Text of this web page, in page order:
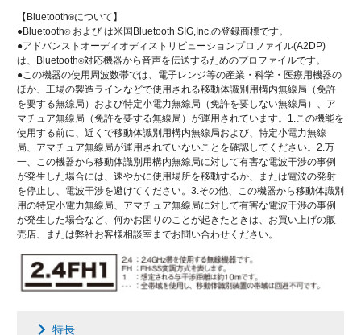
【Bluetooth®について】
●Bluetooth®および は米国Bluetooth SIG,Inc.の登録商標です。
●アドバンストオーディオディストリビューションプロファイル(A2DP)
は、Bluetooth®対応機器から音声を伝送するためのプロファイルです。
●この機器の使用周波数帯では、電子レンジ等の産業・科学・医療用機器の
ほか、工場の製造ラインなどで使用される移動体識別用構内無線局（免許
を要する無線局）および特定小電力無線局（免許を要しない無線局）、ア
マチュア無線局（免許を要する無線局）が運用されています。1.この機能を
使用する前に、近くで移動体識別用構内無線局および、特定小電力無線
局、アマチュア無線局が運用されていないことを確認してください。2.万
一、この機器から移動体識別用構内無線局に対して有害な電波干渉の事例
が発生した場合には、速やかに使用場所を移動するか、または電波の発射
を停止し、電波干渉を避けてください。3.その他、この機器から移動体識別
用の特定小電力無線局、アマチュア無線局に対して有害な電波干渉の事例
が発生した場合など、何かお困りのことが起きたときは、お買い上げの販
売店、または弊社お客様相談室までお問い合わせください。
特長